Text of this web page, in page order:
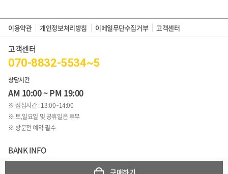
구매하기
이용약관 개인정보처리방침 이메일무단수집거부 고객센터
고객센터
070-8832-5534~5
상담시간
AM 10:00 ~ PM 19:00
※ 점심시간 : 13:00~14:00
※ 토,일요일 및 공휴일은 휴무
※ 방문전 예약 필수
BANK INFO
349401-04-277713